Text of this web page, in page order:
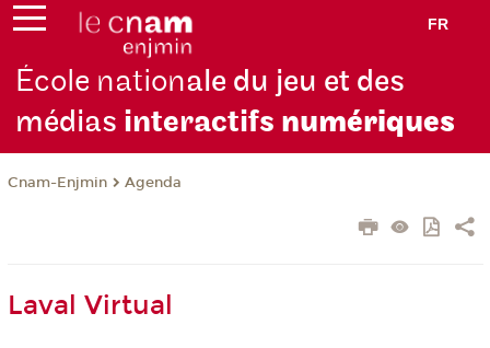
FR
École nationale du jeu et des
médias interactifs numériques
Cnam-Enjmin Agenda
Laval Virtual